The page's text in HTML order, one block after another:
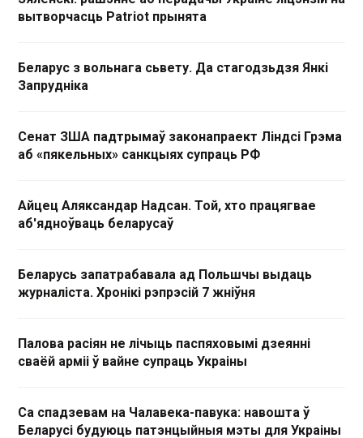
вытворчасць Patriot прынята
Беларус з вольнага сьвету. Да стагодзьдзя Янкі
Запрудніка
Сенат ЗША падтрымаў законапраект Ліндсі Грэма
аб «пякельных» санкцыях супраць РФ
Айцец Аляксандар Надсан. Той, хто працягвае
аб'ядноўваць беларусаў
Беларусь запатрабавала ад Польшчы выдаць
журналіста. Хронікі рэпрэсій 7 жніўня
Палова расіян не лічыць паспяховымі дзеянні
сваёй арміі ў вайне супраць Украіны
Са спадзевам на Чалавека-павука: навошта ў
Беларусі будуюць патэнцыйныя мэты для Украіны